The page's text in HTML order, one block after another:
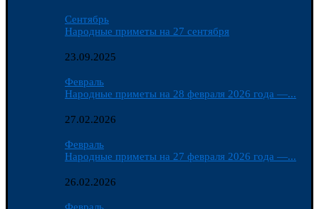
Сентябрь
Народные приметы на 27 сентября
23.09.2025
Февраль
Народные приметы на 28 февраля 2026 года —...
27.02.2026
Февраль
Народные приметы на 27 февраля 2026 года —...
26.02.2026